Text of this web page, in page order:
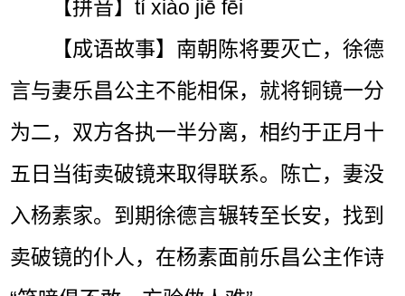
【拼音】tí xiào jiē fēi
【成语故事】南朝陈将要灭亡，徐德
言与妻乐昌公主不能相保，就将铜镜一分
为二，双方各执一半分离，相约于正月十
五日当街卖破镜来取得联系。陈亡，妻没
入杨素家。到期徐德言辗转至长安，找到
卖破镜的仆人，在杨素面前乐昌公主作诗